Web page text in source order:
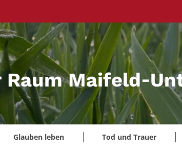
Glauben leben Tod und Trauer